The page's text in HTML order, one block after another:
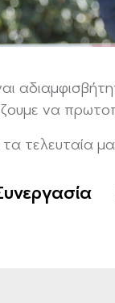
να
τελευταία